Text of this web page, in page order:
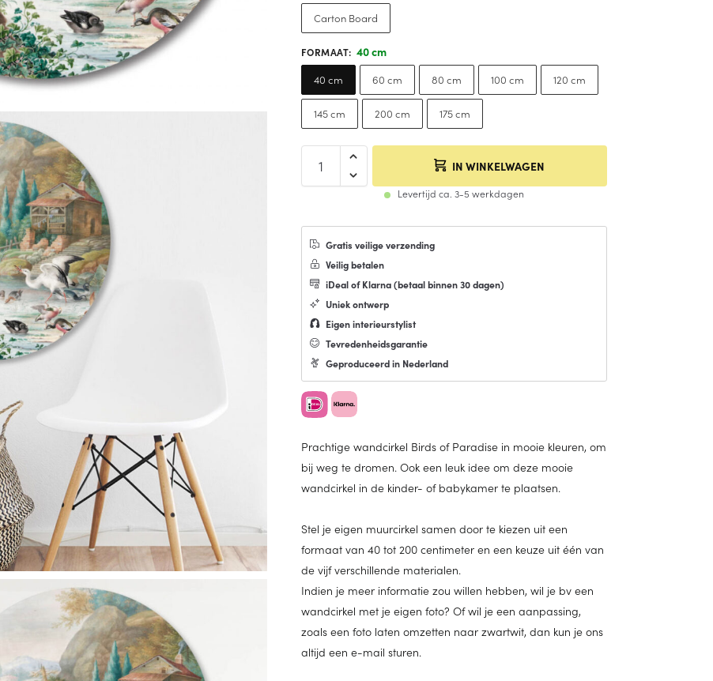
Carton Board
FORMAAT: 40 cm
40 cm 60 cm 80 cm 100 cm 120 cm
145 cm 200 cm 175 cm
IN WINKELWAGEN
Levertijd ca. 3-5 werkdagen
Gratis veilige verzending
Veilig betalen
iDeal of Klarna (betaal binnen 30 dagen)
Uniek ontwerp
Eigen interieurstylist
Tevredenheidsgarantie
Geproduceerd in Nederland
Prachtige wandcirkel Birds of Paradise in mooie kleuren, om
bij weg te dromen. Ook een leuk idee om deze mooie
wandcirkel in de kinder- of babykamer te plaatsen.
Stel je eigen muurcirkel samen door te kiezen uit een
formaat van 40 tot 200 centimeter en een keuze uit één van
de vijf verschillende materialen.
Indien je meer informatie zou willen hebben, wil je bv een
wandcirkel met je eigen foto? Of wil je een aanpassing,
zoals een foto laten omzetten naar zwartwit, dan kun je ons
altijd een e-mail sturen.